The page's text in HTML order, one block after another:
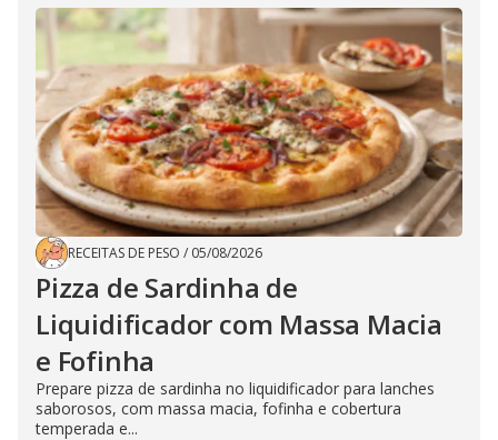
RECEITAS DE PESO / 05/08/2026
Pizza de Sardinha de
Liquidificador com Massa Macia
e Fofinha
Prepare pizza de sardinha no liquidificador para lanches
saborosos, com massa macia, fofinha e cobertura
temperada e...